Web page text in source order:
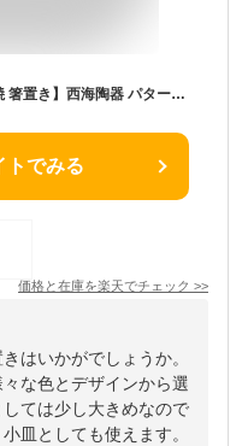
【3つまで定形外郵便OK】【波佐見焼 箸置き】西海陶器 パターンレスト はし置き 薬味皿 珍味皿 アクセサリー 豆皿 小皿 カトラリーレスト ギフト プチギフト スプーンレスト お祝い 内祝い 結婚祝 引越し 新築 誕生日祝 日本製【楽ギフ_包装】【楽ギフ_のし宛書】
トでみる
価格と在庫を楽天でチェック >>
はいかがでしょうか。
な色とデザインから選
ては少し大きめなので
皿としても使えます。